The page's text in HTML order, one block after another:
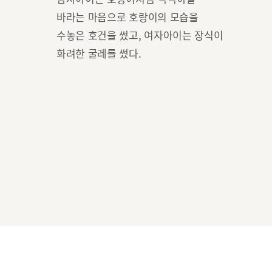
바라는 마음으로 호랑이의 모습을
수놓은 호건을 썼고, 여자아이는 장식이
화려한 굴레를 썼다.